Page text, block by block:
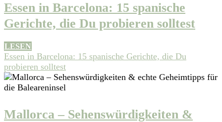
Essen in Barcelona: 15 spanische
Gerichte, die Du probieren solltest
LESEN
Essen in Barcelona: 15 spanische Gerichte, die Du
probieren solltest
Mallorca – Sehenswürdigkeiten &